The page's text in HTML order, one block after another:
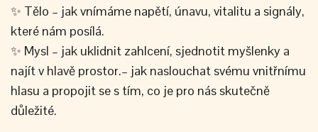
✨ Tělo – jak vnímáme napětí, únavu, vitalitu a signály,
které nám posílá.
✨ Mysl – jak uklidnit zahlcení, sjednotit myšlenky a
najít v hlavě prostor.– jak naslouchat svému vnitřnímu
hlasu a propojit se s tím, co je pro nás skutečně
důležité.